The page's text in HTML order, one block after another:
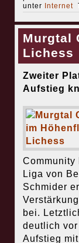
unter
Internet
Murgtal
Lichess
Zweiter
Aufstieg
Community
Liga von
Schmider
bei.
deutlich
Aufstieg